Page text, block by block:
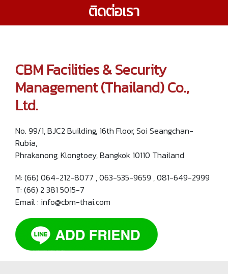
ติดต่อเรา
CBM Facilities & Security
Management (Thailand) Co.,
Ltd.
No. 99/1, BJC2 Building, 16th Floor, Soi Seangchan-
Rubia,
Phrakanong, Klongtoey, Bangkok 10110 Thailand
M: (66) 064-212-8077 , 063-535-9659 , 081-649-2999
T: (66) 2 381 5015-7
Email : info@cbm-thai.com